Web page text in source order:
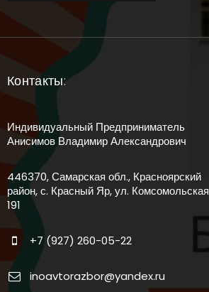
Контакты:
Индивидуальный Предприниматель
Анисимов Владимир Александрович
446370, Самарская обл., Красноярский
район, с. Красный Яр, ул. Комсомольская
191
+7 (927) 260-05-22
inoavtorazbor@yandex.ru